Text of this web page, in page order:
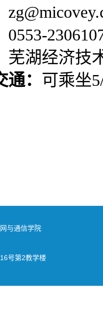
0553-
芜湖经济技
： 可乘坐
与通信学院
号第2教学楼